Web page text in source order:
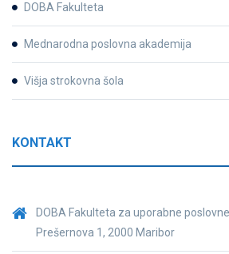
DOBA Fakulteta
Mednarodna poslovna akademija
Višja strokovna šola
KONTAKT
DOBA Fakulteta za uporabne
Prešernova 1, 2000 Maribor